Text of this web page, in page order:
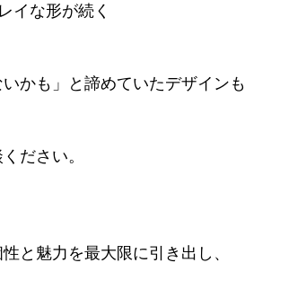
イな形が続く
いかも」と諦めていたデザインも
ださい。
と魅力を最大限に引き出し、